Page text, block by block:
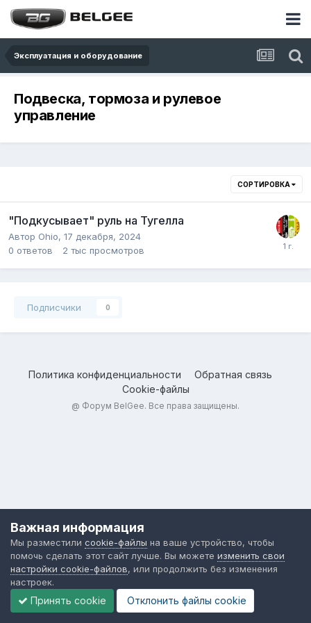
Эксплуатация и оборудование
Подвеска, тормоза и рулевое
управление
СОРТИРОВКА
"Подкусывает" руль на Тугелла
Автор Ohio, 17 декабря, 2024
0 ответов 2 тыс просмотров
Подписчики 0
Политика конфиденциальности
Обратная связь
Cookie-файлы
@ Форум BelGee. Все права защищены.
Важная информация
Мы разместили cookie-файлы на ваше устройство, чтобы
помочь сделать этот сайт лучше. Вы можете изменить свои
настройки cookie-файлов, или продолжить без изменения
настроек.
Принять cookie Отклонить файлы сookie